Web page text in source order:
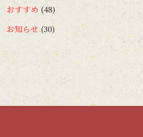
2018年11月(1)
2018年7月(1)
2018年4月
(1)
2018年2月
(1)
2018年1月
2017年12月(1)
おすすめ (48)
お知らせ(30)